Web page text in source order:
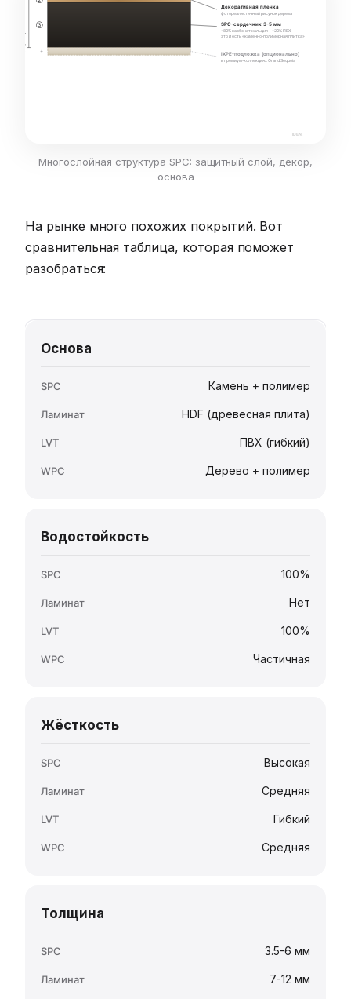
Многослойная структура SPC: защитный слой, декор,
основа
На рынке много похожих покрытий. Вот
сравнительная таблица, которая поможет
разобраться:
Основа
Камень + полимер
HDF (древесная плита)
ПВХ (гибкий)
Дерево + полимер
Водостойкость
100%
Нет
100%
Частичная
Жёсткость
Высокая
Средняя
Гибкий
Средняя
Толщина
3.5-6 мм
7-12 мм